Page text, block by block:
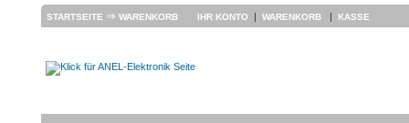
STARTSEITE ⇒ WARENKORB IHR KONTO | WARENKORB | KASSE